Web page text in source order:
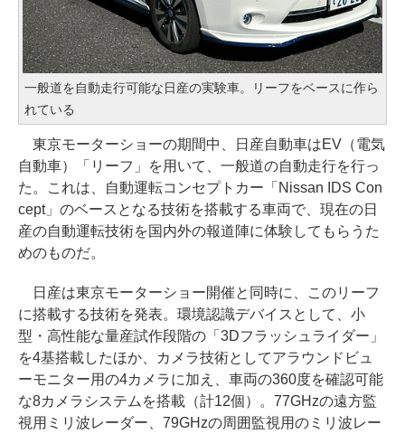
一般道を自動走行可能な日産の実験車。リーフをベースに作ら
れている
東京モーターショーの期間中、日産自動車はEV（電気
自動車）「リーフ」を用いて、一般道の自動走行を行っ
た。これは、自動運転コンセプトカー「Nissan IDS Con
cept」のベースとなる技術を搭載する車両で、現在の日
産の自動運転技術を国内外の報道陣に体験してもらうた
めのものだ。
日産は東京モーターショー開催と同時に、このリーフ
に搭載する技術を発表。環境認識デバイスとして、小
型・高性能な量産試作段階の「3Dフラッシュライダー」
を4基搭載したほか、カメラ技術としてアラウンドビュ
ーモニター用の4カメラに加え、車両の360度を確認可能
な8カメラシステムを搭載（計12個）。77GHzの遠方監
視用ミリ波レーダー、79GHzの周囲監視用のミリ波レー